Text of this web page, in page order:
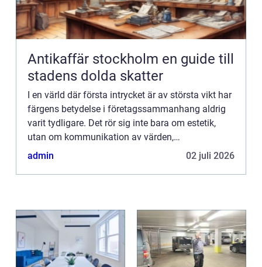
Antikaffär stockholm en guide till
stadens dolda skatter
I en värld där första intrycket är av största vikt har
färgens betydelse i företagssammanhang aldrig
varit tydligare. Det rör sig inte bara om estetik,
utan om kommunikation av värden,
varumärkesident...
admin 02 juli 2026